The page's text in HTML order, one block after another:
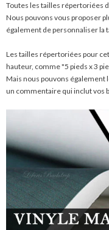
Toutes les tailles répertoriées
Nous pouvons vous proposer
également de personnaliser la
Les tailles répertoriées pour
hauteur, comme "5 pieds x 3
Mais nous pouvons également
un commentaire qui inclut vos